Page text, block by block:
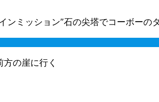
ミッション”石の尖塔でコーボーの
の崖に行く